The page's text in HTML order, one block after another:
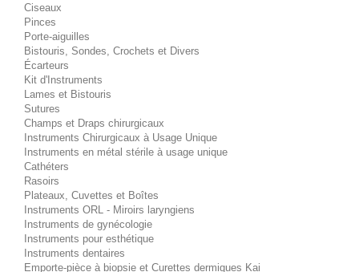
Ciseaux
Pinces
Porte-aiguilles
Bistouris, Sondes, Crochets et Divers
Écarteurs
Kit d'Instruments
Lames et Bistouris
Sutures
Champs et Draps chirurgicaux
Instruments Chirurgicaux à Usage Unique
Instruments en métal stérile à usage unique
Cathéters
Rasoirs
Plateaux, Cuvettes et Boîtes
Instruments ORL - Miroirs laryngiens
Instruments de gynécologie
Instruments pour esthétique
Instruments dentaires
Emporte-pièce à biopsie et Curettes dermiques Kai